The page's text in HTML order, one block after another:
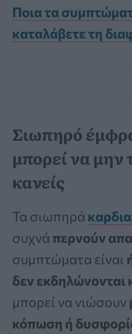
Ποια τα
καταλάβετε τη
Σιωπηρό
μπορεί να μην
κανείς
Τα σιωπηρά
συχνά περνούν
συμπτώματα είναι
δεν εκδηλώνονται
μπορεί να νιώσουν
κόπωση ή